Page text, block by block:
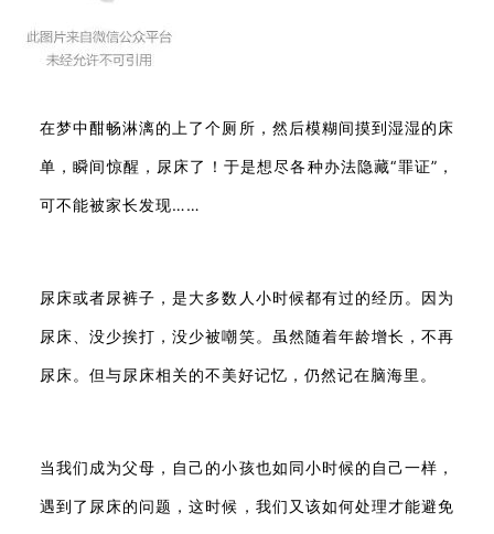
在梦中酣畅淋漓的上了个厕所，然后模糊间摸到湿湿的床
单，瞬间惊醒，尿床了！于是想尽各种办法隐藏“罪证”，
可不能被家长发现……
尿床或者尿裤子，是大多数人小时候都有过的经历。因为
尿床、没少挨打，没少被嘲笑。虽然随着年龄增长，不再
尿床。但与尿床相关的不美好记忆，仍然记在脑海里。
当我们成为父母，自己的小孩也如同小时候的自己一样，
遇到了尿床的问题，这时候，我们又该如何处理才能避免